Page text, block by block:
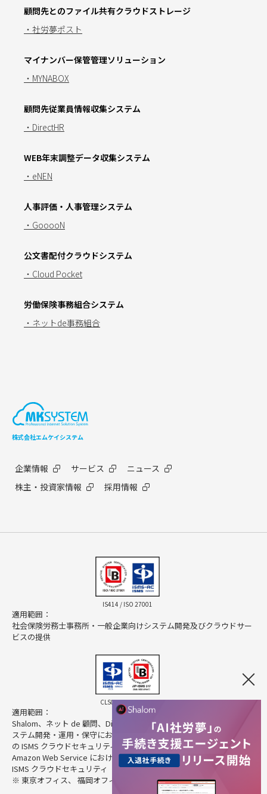
顧問先とのファイル共有クラウドストレージ
・社労夢ポスト
マイナンバー保管管理ソリューション
・MYNABOX
顧問先従業員情報収集システム
・DirectHR
WEB年末調整データ収集システム
・eNEN
人事評価・人事管理システム
・GooooN
公文書配付クラウドシステム
・Cloud Pocket
労働保険事務組合システム
・ネットde事務組合
株式会社エムケイシステム
企業情報 サービス
ニュース
株主・投資家情報
採用情報
IS414 / ISO 27001
適用範囲：
社会保険労務士事務所・一般企業向けシステム開発及びクラウドサー
ビスの提供
CLS025 / ISO 27017
適用範囲：
Shalom、ネット de 顧問、Direct HR、Cloud Pocket の提供に係るシ
ステム開発・運用・保守におけるクラウドサービスプロバイダとして
の ISMS クラウドセキュリティ
Amazon Web Service におけるクラウドサービスカスタマとしての
ISMS クラウドセキュリティ
※ 東京オフィス、 福岡オフィスを除く